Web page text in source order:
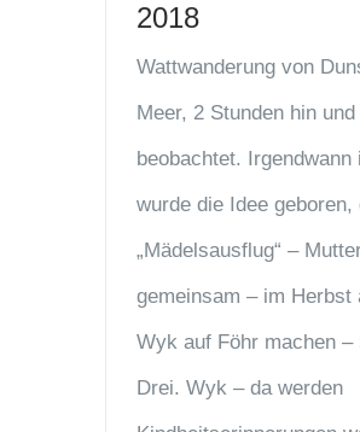
2018
Wattwanderung von
Meer, 2 Stunden hin
beobachtet.
wurde die Idee
„Mädelsausflug“ –
gemeinsam – im Herbst
Wyk auf Föhr machen –
Drei. Wyk – da werden